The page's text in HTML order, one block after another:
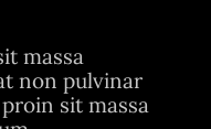
massa
non pulvinar
sit massa